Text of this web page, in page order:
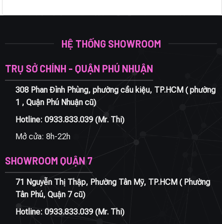
HỆ THỐNG SHOWROOM
TRỤ SỞ CHÍNH - QUẬN PHÚ NHUẬN
308 Phan Đình Phùng, phường cầu kiệu, TP.HCM ( phường
1 , Quận Phú Nhuận cũ)
Hotline: 0933.833.039(Mr. Thi)
Mở cửa: 8h-22h
SHOWROOM QUẬN 7
71 Nguyễn Thị Thập, Phường Tân Mỹ, TP.HCM ( Phường
Tân Phú, Quận 7 cũ)
Hotline: 0933.833.039(Mr. Thi)